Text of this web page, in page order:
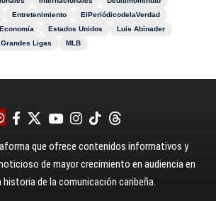
Entretenimiento
ElPeriódicodelaVerdad
Economía Estados Unidos
Luis Abinader
Grandes Ligas MLB
que ofrece contenidos informativos y
de mayor crecimiento en audiencia en
de la comunicación caribeña.